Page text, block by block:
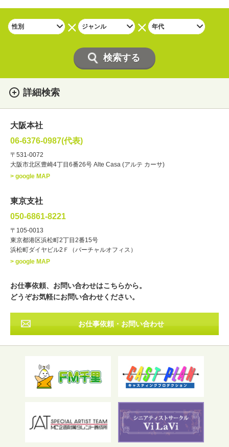
詳細検索
・性別
・ジャンル
ナレーター レポーター
・年齢
・出身地 北海道 東北
その他
フリーワード検索
大阪本社
06-6376-0987(代表)
〒531-0072
大阪市北区豊崎4丁目6番26号 Alte Casa (アルテ カーサ)
> google MAP
東京支社
050-6861-8221
〒105-0013
東京都港区浜松町2丁目2番15号
浜松町ダイヤビル2Ｆ（バーチャルオフィス）
> google MAP
お仕事依頼、お問い合わせはこちらから。
どうぞお気軽にお問い合わせください。
お仕事依頼・お問い合わせ